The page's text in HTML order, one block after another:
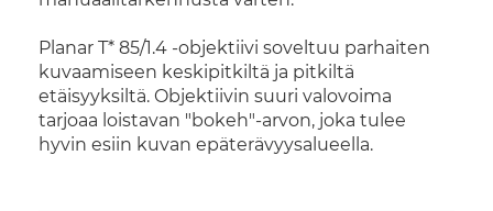
Planar T* 85/1.4 -objektiivi soveltuu parhaiten
kuvaamiseen keskipitkiltä ja pitkiltä
etäisyyksiltä. Objektiivin suuri valovoima
tarjoaa loistavan "bokeh"-arvon, joka tulee
hyvin esiin kuvan epäterävyysalueella.